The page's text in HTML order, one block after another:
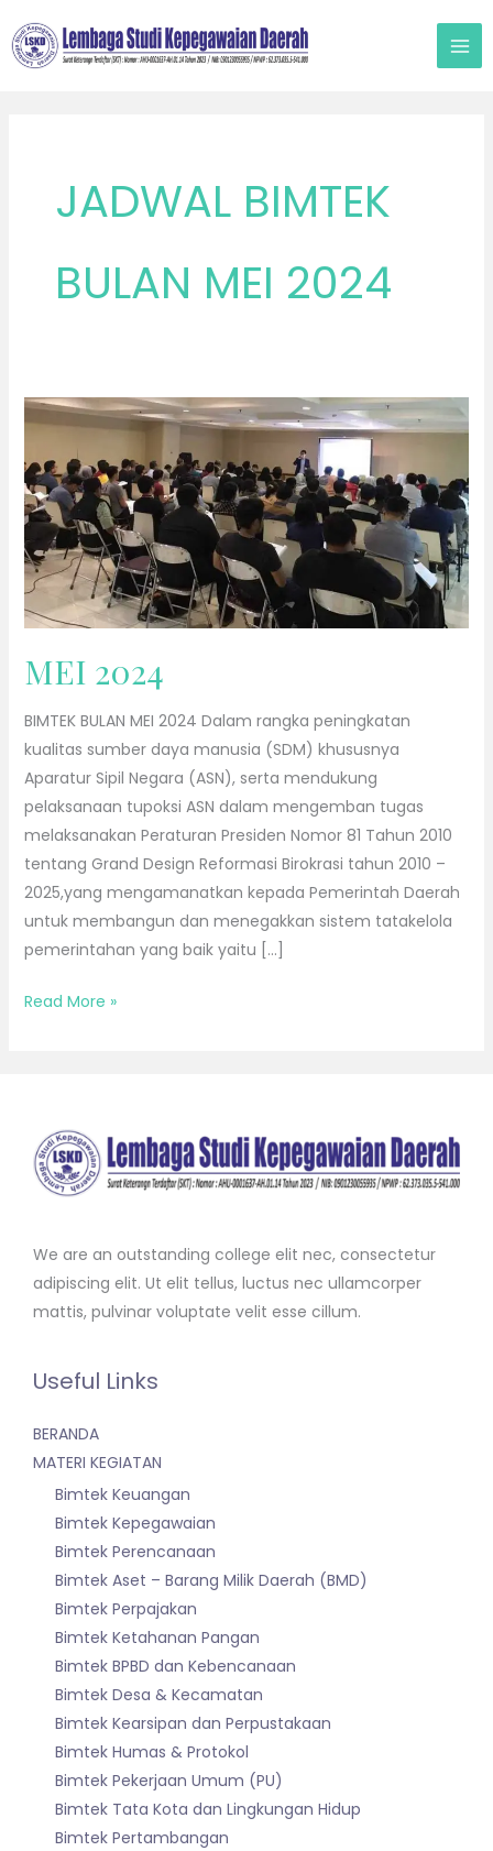
ke
konten
JADWAL BIMTEK
BULAN MEI 2024
MEI 2024
BIMTEK BULAN MEI 2024 Dalam rangka peningkatan
kualitas sumber daya manusia (SDM) khususnya
Aparatur Sipil Negara (ASN), serta mendukung
pelaksanaan tupoksi ASN dalam mengemban tugas
melaksanakan Peraturan Presiden Nomor 81 Tahun 2010
tentang Grand Design Reformasi Birokrasi tahun 2010 –
2025,yang mengamanatkan kepada Pemerintah Daerah
untuk membangun dan menegakkan sistem tatakelola
pemerintahan yang baik yaitu […]
MEI
Read More »
We are an outstanding college elit nec, consectetur
adipiscing elit. Ut elit tellus, luctus nec ullamcorper
mattis, pulvinar voluptate velit esse cillum.
Useful Links
BERANDA
MATERI KEGIATAN
Bimtek Keuangan
Bimtek Kepegawaian
Bimtek Perencanaan
Bimtek Aset – Barang Milik Daerah (BMD)
Bimtek Perpajakan
Bimtek Ketahanan Pangan
Bimtek BPBD dan Kebencanaan
Bimtek Desa & Kecamatan
Bimtek Kearsipan dan Perpustakaan
Bimtek Humas & Protokol
Bimtek Pekerjaan Umum (PU)
Bimtek Tata Kota dan Lingkungan Hidup
Bimtek Pertambangan